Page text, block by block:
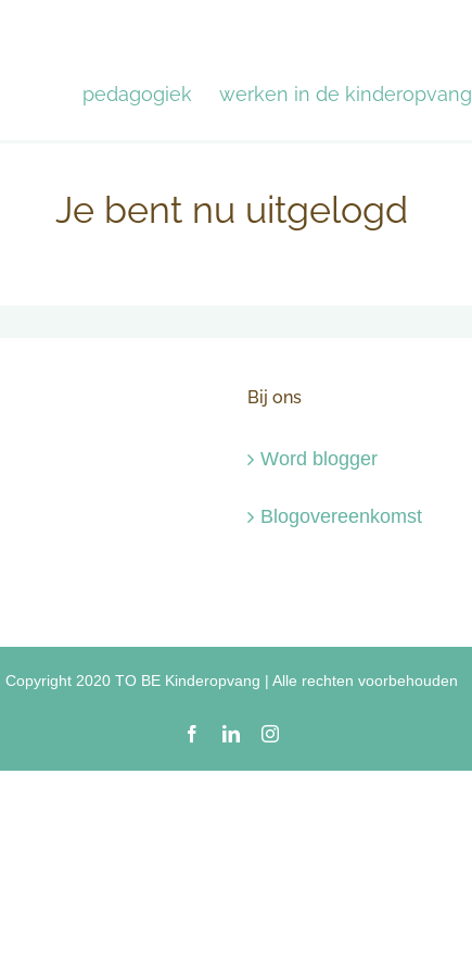
pedagogiek werken in de kinderopvang
Je bent nu uitgelogd
Bij ons
Word blogger
Blogovereenkomst
Copyright 2020 TO BE Kinderopvang | Alle rechten voorbehouden
FacebookLinkedInInstagram